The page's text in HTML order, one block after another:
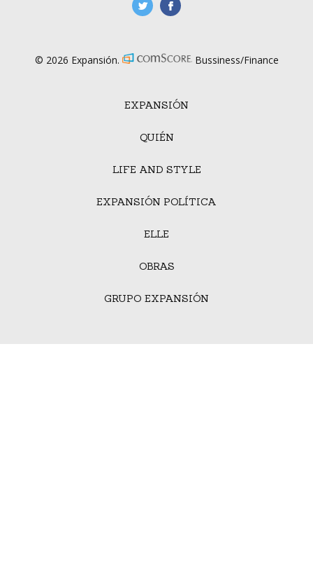
EXPANSIÓN
QUIÉN
LIFE AND STYLE
EXPANSIÓN POLÍTICA
ELLE
OBRAS
GRUPO EXPANSIÓN
manufacturaGE
© 2026 Expansión. Bussiness/Finance